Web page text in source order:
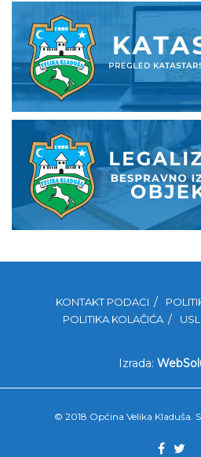
KONTAKT PODACI
POLITIKA KOLAČIĆA
Izrada:
© 2018 Općina Velika Kladuša.